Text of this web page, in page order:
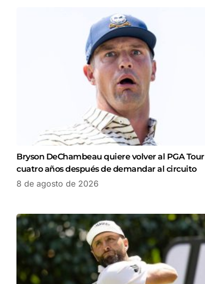
Bryson DeChambeau quiere volver al PGA Tour
cuatro años después de demandar al circuito
8 de agosto de 2026